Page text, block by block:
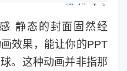
静态的封面固然经
效果，能让你的PPT
。这种动画并非指那